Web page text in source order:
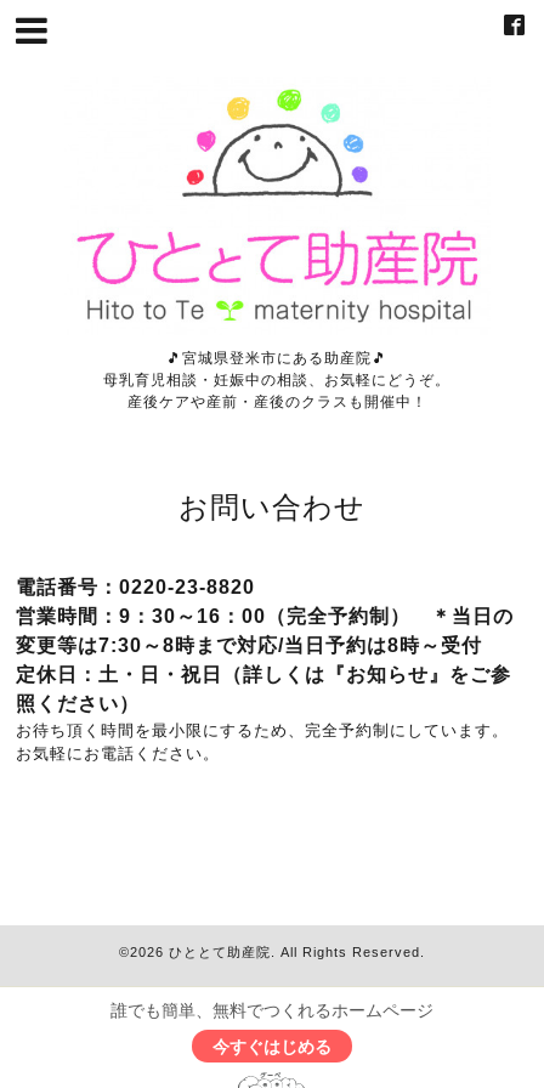
🎵宮城県登米市にある助産院🎵
母乳育児相談・妊娠中の相談、お気軽にどうぞ。
産後ケアや産前・産後のクラスも開催中！
お問い合わせ
電話番号：0220-23-8820
営業時間：9：30～16：00（完全予約制） ＊当日の
変更等は7:30～8時まで対応/当日予約は8時～受付
定休日：土・日・祝日（詳しくは『お知らせ』をご参
照ください）
お待ち頂く時間を最小限にするため、完全予約制にしています。
お気軽にお電話ください。
©2026 ひととて助産院 . All Rights Reserved.
誰でも簡単、無料でつくれるホームページ
今すぐはじめる